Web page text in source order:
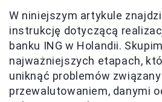
W niniejszym artykule
instrukcję dotyczącą
banku ING w Holandii.
najważniejszych etapach,
uniknąć problemów
przewalutowaniem, danymi